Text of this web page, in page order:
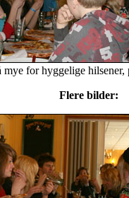
mye for hyggelige hilsener,
Flere bilder: